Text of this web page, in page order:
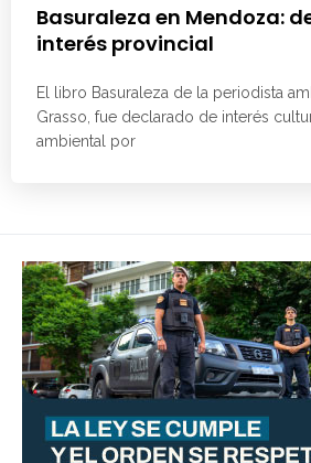
Basuraleza en Mendoza:
interés provincial
El libro Basuraleza de la periodista
Grasso, fue declarado de interés
ambiental por